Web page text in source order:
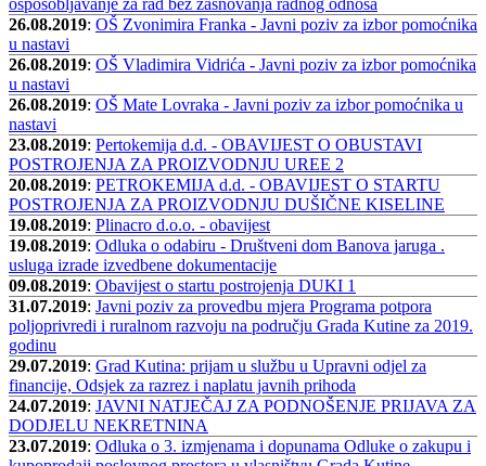
osposobljavanje za rad bez zasnovanja radnog odnosa
26.08.2019: OŠ Zvonimira Franka - Javni poziv za izbor pomoćnika
u nastavi
26.08.2019: OŠ Vladimira Vidrića - Javni poziv za izbor pomoćnika
u nastavi
26.08.2019: OŠ Mate Lovraka - Javni poziv za izbor pomoćnika u
nastavi
23.08.2019: Pertokemija d.d. - OBAVIJEST O OBUSTAVI
POSTROJENJA ZA PROIZVODNJU UREE 2
20.08.2019: PETROKEMIJA d.d. - OBAVIJEST O STARTU
POSTROJENJA ZA PROIZVODNJU DUŠIČNE KISELINE
19.08.2019: Plinacro d.o.o. - obavijest
19.08.2019: Odluka o odabiru - Društveni dom Banova jaruga .
usluga izrade izvedbene dokumentacije
09.08.2019: Obavijest o startu postrojenja DUKI 1
31.07.2019: Javni poziv za provedbu mjera Programa potpora
poljoprivredi i ruralnom razvoju na području Grada Kutine za 2019.
godinu
29.07.2019: Grad Kutina: prijam u službu u Upravni odjel za
financije, Odsjek za razrez i naplatu javnih prihoda
24.07.2019: JAVNI NATJEČAJ ZA PODNOŠENJE PRIJAVA ZA
DODJELU NEKRETNINA
23.07.2019: Odluka o 3. izmjenama i dopunama Odluke o zakupu i